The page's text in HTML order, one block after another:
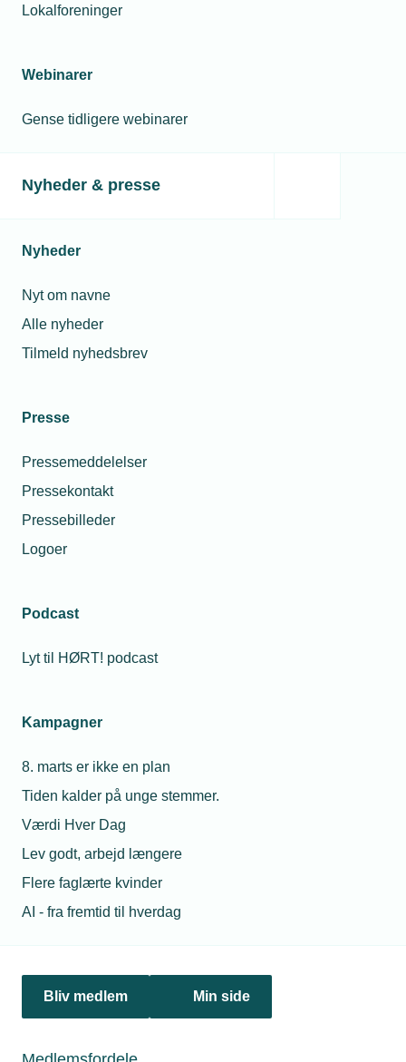
Lokalforeninger
Webinarer
Gense tidligere webinarer
Nyheder & presse
Nyheder
Nyt om navne
Alle nyheder
Tilmeld nyhedsbrev
Presse
Pressemeddelelser
Pressekontakt
Pressebilleder
Logoer
Podcast
Lyt til HØRT! podcast
Kampagner
8. marts er ikke en plan
Tiden kalder på unge stemmer.
Værdi Hver Dag
Lev godt, arbejd længere
Flere faglærte kvinder
AI - fra fremtid til hverdag
Bliv medlem Min side
Politik & analyse
jura@tekniq.dk
tekniq@tekniq.dk